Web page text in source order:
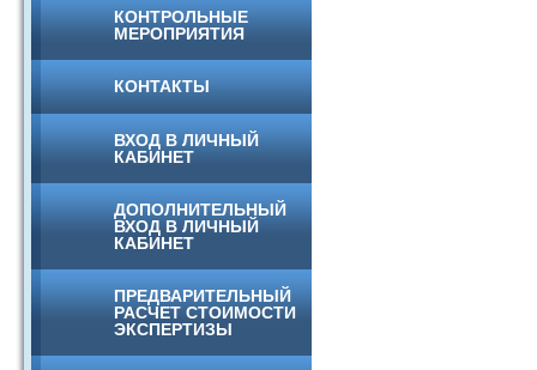
КОНТРОЛЬНЫЕ
МЕРОПРИЯТИЯ
КОНТАКТЫ
ВХОД В ЛИЧНЫЙ
КАБИНЕТ
ДОПОЛНИТЕЛЬНЫЙ
ВХОД В ЛИЧНЫЙ
КАБИНЕТ
ПРЕДВАРИТЕЛЬНЫЙ
РАСЧЕТ СТОИМОСТИ
ЭКСПЕРТИЗЫ